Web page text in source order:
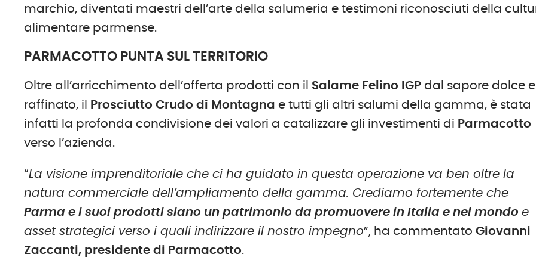
marchio, diventati maestri dell’arte della salumeria e testimoni riconosciuti della
alimentare parmense.
PARMACOTTO PUNTA SUL TERRITORIO
Oltre all’arricchimento dell’offerta prodotti con il Salame Felino IGP dal sapore dolce e
raffinato, il
Prosciutto Crudo di Montagna e tutti gli altri salumi della gamma, è stata
infatti la profonda condivisione dei valori a catalizzare gli investimenti di Parmacotto
verso l’azienda.
“La visione imprenditoriale che ci ha guidato in questa operazione va ben oltre la
natura commerciale dell’ampliamento della gamma. Crediamo fortemente che
Parma e i suoi prodotti siano un patrimonio da promuovere in Italia e nel mondoe
asset strategici verso i quali indirizzare il nostro impegno”, ha commentatoGiovanni
Zaccanti, presidente di Parmacotto.